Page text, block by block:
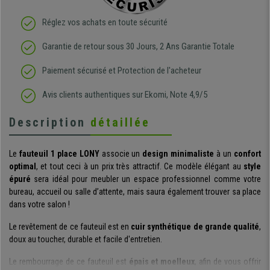
Réglez vos achats en toute sécurité
Garantie de retour sous 30 Jours, 2 Ans Garantie Totale
Paiement sécurisé et Protection de l'acheteur
Avis clients authentiques sur Ekomi, Note 4,9/5
Description détaillée
Le fauteuil 1 place LONYassocie un design minimaliste à un confort
optimal , et tout ceci à un prix très attractif. Ce modèle élégant au style
épuré sera idéal pour meubler un espace professionnel comme votre
bureau, accueil ou salle d’attente, mais saura également trouver sa place
dans votre salon !
Le revêtement de ce fauteuil est en cuir synthétique de grande qualité,
doux au toucher, durable et facile d'entretien.
Le rembourrage de ce fauteuil est épais et moelleux , afin de vous offrir